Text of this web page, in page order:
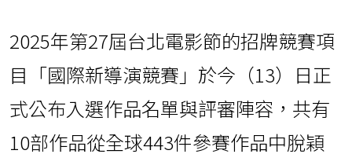
2025年第27屆台北電影節的招牌競賽項
目「國際新導演競賽」於今（13）日正
式公布入選作品名單與評審陣容，共有
10部作品從全球443件參賽作品中脫穎